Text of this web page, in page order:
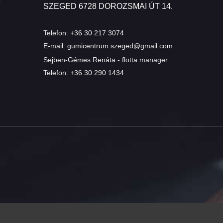
SZEGED 6728 DOROZSMAI ÚT 14.
Telefon: +36 30 217 3074
E-mail: gumicentrum.szeged@gmail.com
Sejben-Gémes Renáta - flotta manager
Telefon: +36 30 290 1434